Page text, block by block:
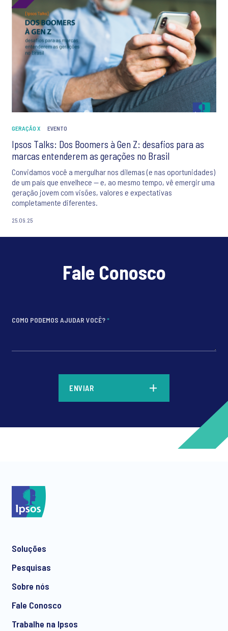
GERAÇÃO X EVENTO
Ipsos Talks: Dos Boomers à Gen Z: desafios para as
marcas entenderem as gerações no Brasil
Convidamos você a mergulhar nos dilemas (e nas oportunidades)
de um país que envelhece — e, ao mesmo tempo, vê emergir uma
geração jovem com visões, valores e expectativas
completamente diferentes.
25.09.25
Fale Conosco
COMO PODEMOS AJUDAR VOCÊ?*
*
ENVIAR
Soluções
Pesquisas
Sobre nós
Fale Conosco
Trabalhe na Ipsos